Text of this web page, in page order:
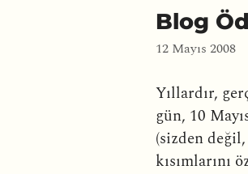
Blog
12 Mayıs 2008
Yıllardır,
gün, 10
(sizden
kısımlarını